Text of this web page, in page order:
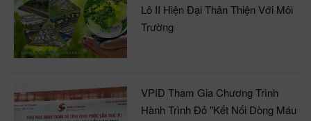
Lô II Hiện Đại Thân Thiện Với Môi
Trường
VPID Tham Gia Chương Trình
Hành Trình Đỏ "Kết Nối Dòng Máu